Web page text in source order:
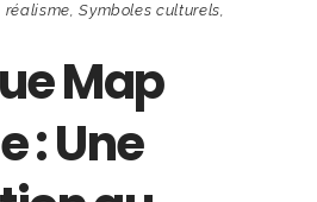
réalisme,Symboles culturels,
Map
: Une